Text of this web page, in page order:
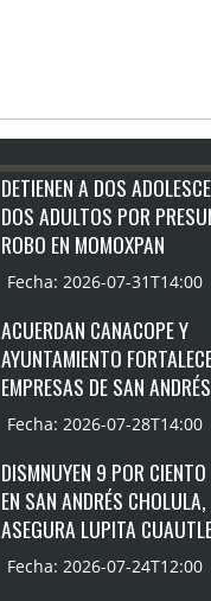
DETIENEN A DOS
DOS ADULTOS POR
ROBO EN MOMOXPAN
Fecha: 2026-07-31T14:00
ACUERDAN CANACOPE Y
AYUNTAMIENTO
EMPRESAS DE SAN ANDRÉS
Fecha: 2026-07-28T14:00
DISMNUYEN 9 POR
EN SAN ANDRÉS CHOLULA,
ASEGURA LUPITA
Fecha: 2026-07-24T12:00